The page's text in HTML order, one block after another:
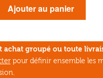
Ajouter au panier
achat groupé ou toute
pour définir ensemble les